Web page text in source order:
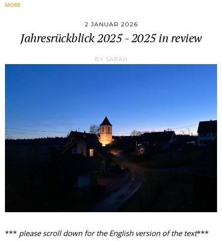
MORE
2 JANUAR 2026
Jahresrückblick 2025 - 2025 in review
BY SARAH
*** please scroll down for the English version of the text***